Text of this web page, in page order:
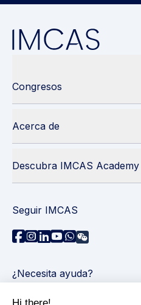
Congresos
Acerca de
Descubra IMCAS Academy
Seguir IMCAS
¿Necesita ayuda?
Contáctenos